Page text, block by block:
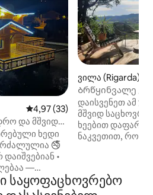
საშუალო შეფასებაა 5‑დან
4,97 (33)
და მშვიდი
ხედი
🚭
•
—
მყუდრო შალე,
ვილა (Rigarda)
Ბრწყინვალე
დაისვენეთ ამ
მშვიდ
ხეებით
ნაკვეთით,
მეგობრებთან
საყოფაცხოვრებო